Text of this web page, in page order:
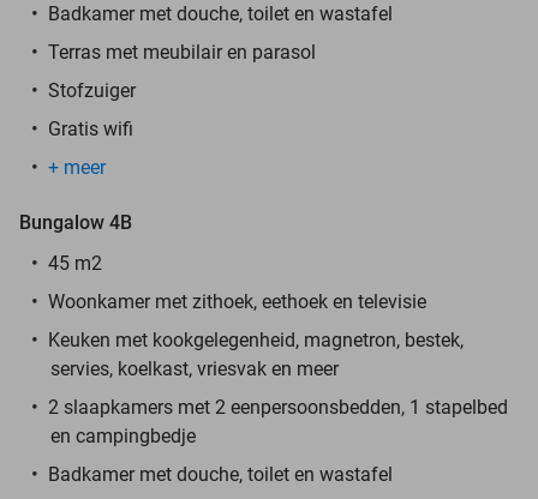
Badkamer met douche, toilet en wastafel
Terras met meubilair en parasol
Stofzuiger
Gratis wifi
+ meer
Bungalow 4B
45 m2
Woonkamer met zithoek, eethoek en televisie
Keuken met kookgelegenheid, magnetron, bestek,
servies, koelkast, vriesvak en meer
2 slaapkamers met 2 eenpersoonsbedden, 1 stapelbed
en campingbedje
Badkamer met douche, toilet en wastafel